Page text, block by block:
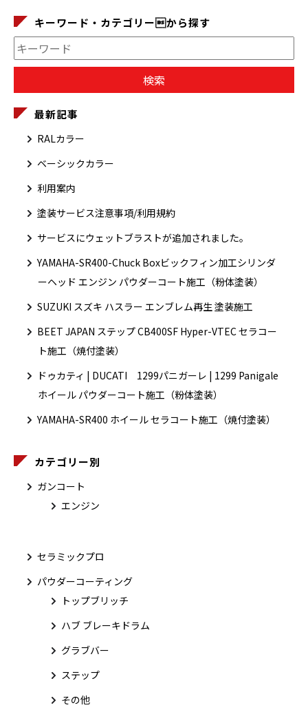
キーワード・カテゴリーから探す
最新記事
RALカラー
ベーシックカラー
利用案内
塗装サービス注意事項/利用規約
サービスにウェットブラストが追加されました。
YAMAHA-SR400-Chuck Boxビックフィン加工シリンダ
ーヘッド エンジン パウダーコート施工（粉体塗装）
SUZUKI スズキ ハスラー エンブレム再生 塗装施工
BEET JAPAN ステップ CB400SF Hyper-VTEC セラコー
ト施工（焼付塗装）
ドゥカティ | DUCATI 1299パニガーレ | 1299 Panigale
ホイール パウダーコート施工（粉体塗装）
YAMAHA-SR400 ホイール セラコート施工（焼付塗装）
カテゴリー別
ガンコート
エンジン
セラミックプロ
パウダーコーティング
トップブリッチ
ハブ ブレーキドラム
グラブバー
ステップ
その他